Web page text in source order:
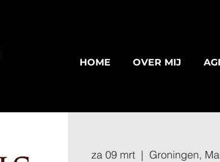
HOME OVER MIJ
za 09 mrt
  |
Groningen,